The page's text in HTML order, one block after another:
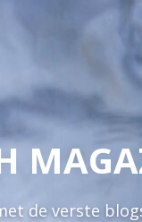
de verste